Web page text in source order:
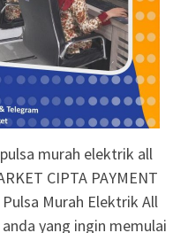
murah elektrik all
CIPTA PAYMENT
Murah Elektrik All
yang ingin memulai